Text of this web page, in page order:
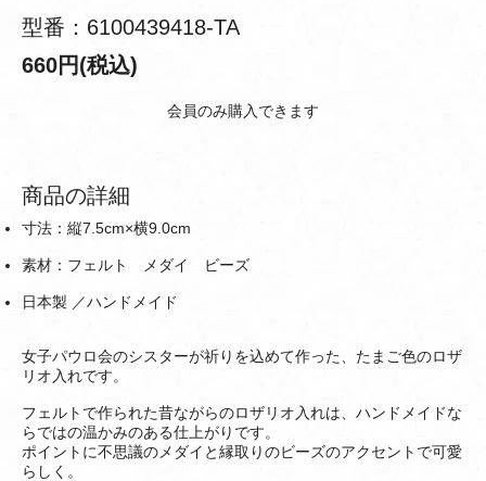
型番：6100439418-TA
660円(税込)
会員のみ購入できます
商品の詳細
寸法：縦7.5cm×横9.0cm
素材：フェルト メダイ ビーズ
日本製 ／ハンドメイド
女子パウロ会のシスターが祈りを込めて作った、たまご色のロザ
リオ入れです。
フェルトで作られた昔ながらのロザリオ入れは、ハンドメイドな
らではの温かみのある仕上がりです。
ポイントに不思議のメダイと縁取りのビーズのアクセントで可愛
らしく。